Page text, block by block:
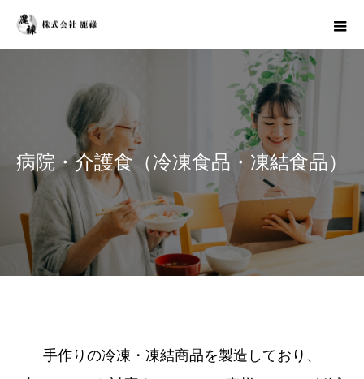
病院・介護食（冷凍食品・凍結食品）
手作りの冷凍・凍結商品を製造しており、